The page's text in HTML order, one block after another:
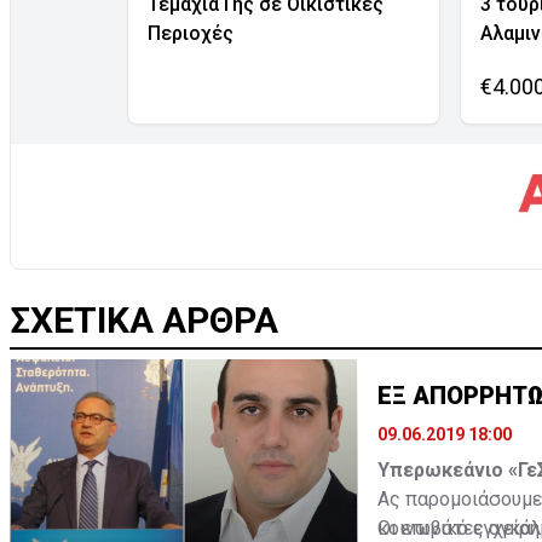
Περιοχές
ΣΧΕΤΙΚΑ ΑΡΘΡΑ
ΕΞ
09.06.2019 18:00
Υπερωκεάνιο
Ας
κοινωνικό
Οι επιβάτες